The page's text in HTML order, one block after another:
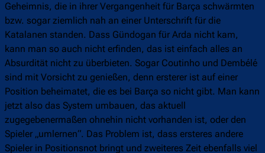
Geheimnis, die in ihrer Vergangenheit für Barça schwärmten
bzw. sogar ziemlich nah an einer Unterschrift für die
Katalanen standen. Dass Gündogan für Arda nicht kam,
kann man so auch nicht erfinden, das ist einfach alles an
Absurdität nicht zu überbieten. Sogar Coutinho und Dembélé
sind mit Vorsicht zu genießen, denn ersterer ist auf einer
Position beheimatet, die es bei Barça so nicht gibt. Man kann
jetzt also das System umbauen, das aktuell
zugegebenermaßen ohnehin nicht vorhanden ist, oder den
Spieler „umlernen“. Das Problem ist, dass ersteres andere
Spieler in Positionsnot bringt und zweiteres Zeit ebenfalls viel